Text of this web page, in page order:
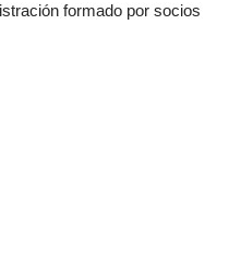
formado por socios